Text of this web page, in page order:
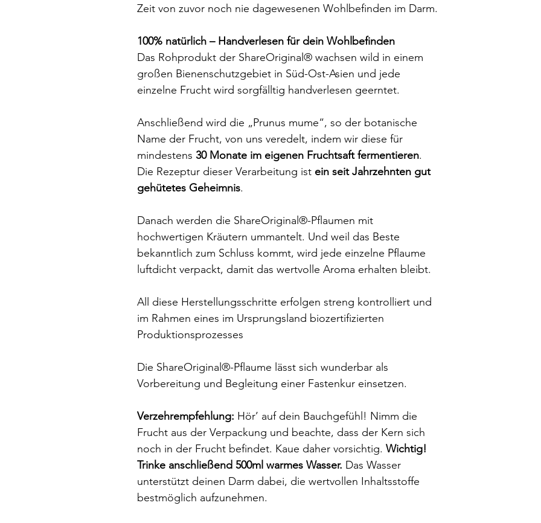
Zeit von zuvor noch nie dagewesenen Wohlbefinden im Darm.
100% natürlich – Handverlesen für dein Wohlbefinden
Das Rohprodukt der ShareOriginal® wachsen wild in einem
großen Bienenschutzgebiet in Süd-Ost-Asien und jede
einzelne Frucht wird sorgfälltig handverlesen geerntet.
Anschließend wird die „Prunus mume“, so der botanische
Name der Frucht, von uns veredelt, indem wir diese für
mindestens 30 Monate im eigenen Fruchtsaft fermentieren.
Die Rezeptur dieser Verarbeitung ist ein seit Jahrzehnten gut
gehütetes Geheimnis.
Danach werden die ShareOriginal®-Pflaumen mit
hochwertigen Kräutern ummantelt. Und weil das Beste
bekanntlich zum Schluss kommt, wird jede einzelne Pflaume
luftdicht verpackt, damit das wertvolle Aroma erhalten bleibt.
All diese Herstellungsschritte erfolgen streng kontrolliert und
im Rahmen eines im Ursprungsland biozertifizierten
Produktionsprozesses
Die ShareOriginal®-Pflaume lässt sich wunderbar als
Vorbereitung und Begleitung einer Fastenkur einsetzen.
Verzehrempfehlung: Hör’ auf dein Bauchgefühl! Nimm die
Frucht aus der Verpackung und beachte, dass der Kern sich
noch in der Frucht befindet. Kaue daher vorsichtig. Wichtig!
Trinke anschließend 500ml warmes Wasser. Das Wasser
unterstützt deinen Darm dabei, die wertvollen Inhaltsstoffe
bestmöglich aufzunehmen.